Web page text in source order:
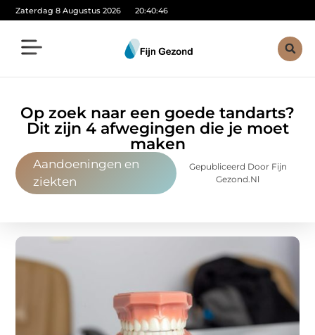
Zaterdag 8 Augustus 2026 20:40:48
Op zoek naar een goede tandarts?
Dit zijn 4 afwegingen die je moet
maken
Aandoeningen en
ziekten
Gepubliceerd Door Fijn
Gezond.nl